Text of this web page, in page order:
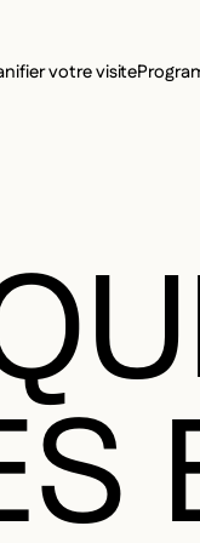
votre visite